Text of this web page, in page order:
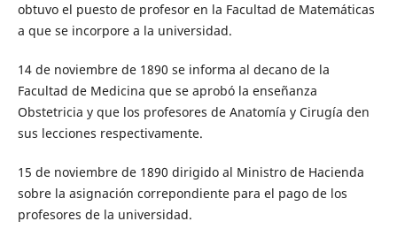
obtuvo el puesto de profesor en la Facultad de Matemáticas
a que se incorpore a la universidad.
14 de noviembre de 1890 se informa al decano de la
Facultad de Medicina que se aprobó la enseñanza
Obstetricia y que los profesores de Anatomía y Cirugía den
sus lecciones respectivamente.
15 de noviembre de 1890 dirigido al Ministro de Hacienda
sobre la asignación correpondiente para el pago de los
profesores de la universidad.